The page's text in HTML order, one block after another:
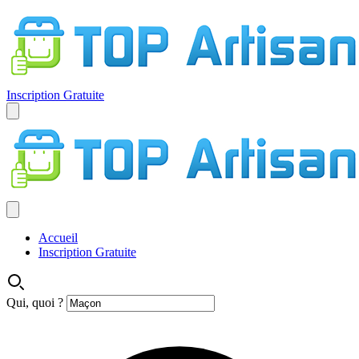
Inscription Gratuite
Accueil
Inscription Gratuite
Qui, quoi ?